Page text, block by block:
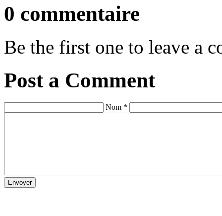
0 commentaire
Be the first one to leave a
Post a Comment
Nom *